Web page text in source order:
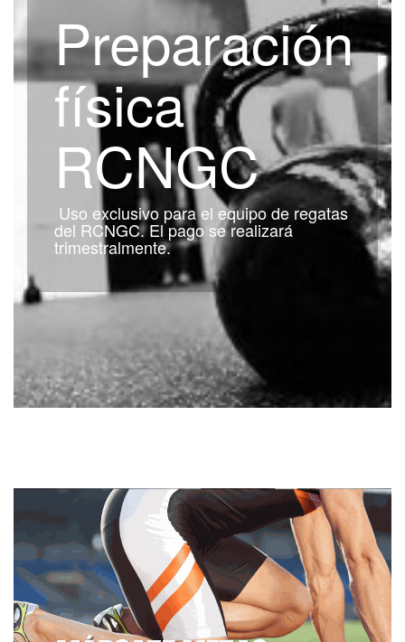
Preparación
física
RCNGC
Uso exclusivo para el equipo de regatas
del RCNGC. El pago se realizará
trimestralmente.